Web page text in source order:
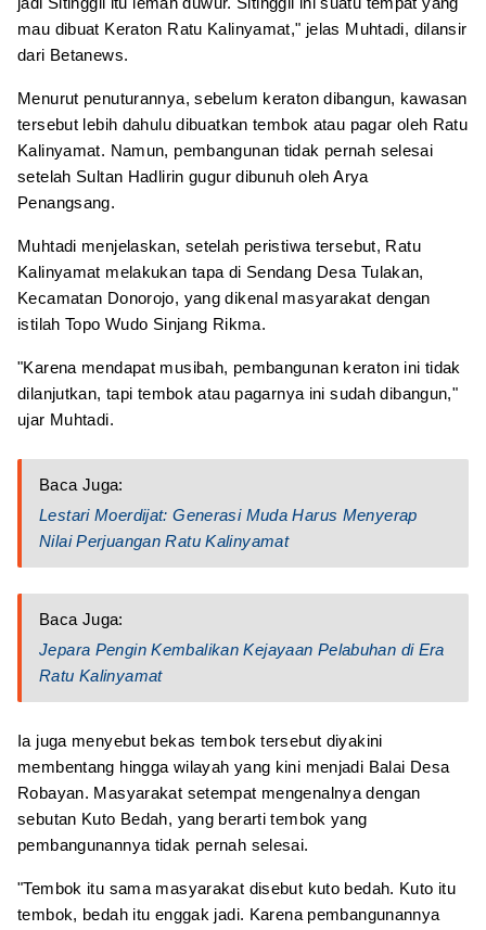
mau dibuat Keraton Ratu Kalinyamat," jelas Muhtadi, dilansir
dari Betanews.
Menurut penuturannya, sebelum keraton dibangun, kawasan
tersebut lebih dahulu dibuatkan tembok atau pagar oleh Ratu
Kalinyamat. Namun, pembangunan tidak pernah selesai
setelah Sultan Hadlirin gugur dibunuh oleh Arya
Penangsang.
Muhtadi menjelaskan, setelah peristiwa tersebut, Ratu
Kalinyamat melakukan tapa di Sendang Desa Tulakan,
Kecamatan Donorojo, yang dikenal masyarakat dengan
istilah Topo Wudo Sinjang Rikma.
"Karena mendapat musibah, pembangunan keraton ini tidak
dilanjutkan, tapi tembok atau pagarnya ini sudah dibangun,"
ujar Muhtadi.
Baca Juga:
Lestari Moerdijat: Generasi Muda Harus Menyerap
Nilai Perjuangan Ratu Kalinyamat
Baca Juga:
Jepara Pengin Kembalikan Kejayaan Pelabuhan di Era
Ratu Kalinyamat
Ia juga menyebut bekas tembok tersebut diyakini
membentang hingga wilayah yang kini menjadi Balai Desa
Robayan. Masyarakat setempat mengenalnya dengan
sebutan Kuto Bedah, yang berarti tembok yang
pembangunannya tidak pernah selesai.
"Tembok itu sama masyarakat disebut kuto bedah. Kuto itu
tembok, bedah itu enggak jadi. Karena pembangunannya